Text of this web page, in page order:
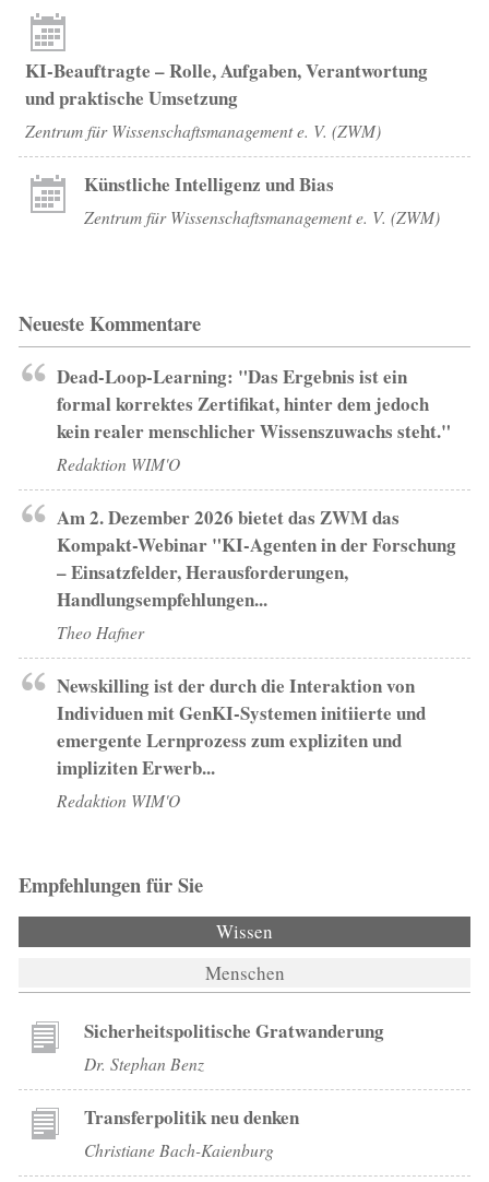
KI-Beauftragte – Rolle, Aufgaben, Verantwortung
und praktische Umsetzung
Zentrum für Wissenschaftsmanagement e. V. (ZWM)
Künstliche Intelligenz und Bias
Zentrum für Wissenschaftsmanagement e. V. (ZWM)
Neueste Kommentare
Dead-Loop-Learning: "Das Ergebnis ist ein
formal korrektes Zertifikat, hinter dem jedoch
kein realer menschlicher Wissenszuwachs steht."
Redaktion WIM'O
Am 2. Dezember 2026 bietet das ZWM das
Kompakt-Webinar "KI-Agenten in der Forschung
– Einsatzfelder, Herausforderungen,
Handlungsempfehlungen...
Theo Hafner
Newskilling ist der durch die Interaktion von
Individuen mit GenKI-Systemen initiierte und
emergente Lernprozess zum expliziten und
impliziten Erwerb...
Redaktion WIM'O
Empfehlungen für Sie
Wissen
Menschen
Sicherheitspolitische Gratwanderung
Dr. Stephan Benz
Transferpolitik neu denken
Christiane Bach-Kaienburg